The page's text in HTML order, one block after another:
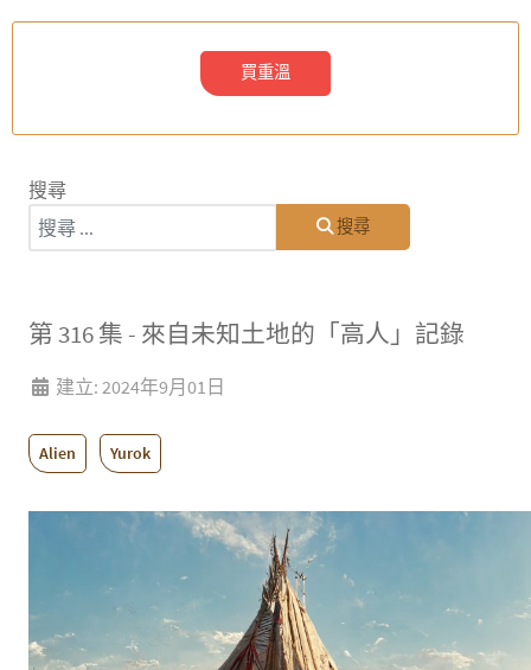
買重溫
搜尋
搜尋
第 316 集 - 來自未知土地的「高人」記錄
建立: 2024年9月01日
Alien Yurok